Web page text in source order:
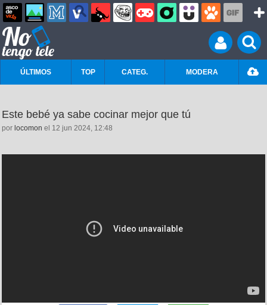
ÚLTIMOS TOP CATEG. MODERA
Este bebé ya sabe cocinar mejor que tú
por locomon el 12 jun 2024, 12:48